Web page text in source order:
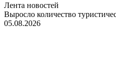
Лента новостей
Выросло количество
05.08.2026